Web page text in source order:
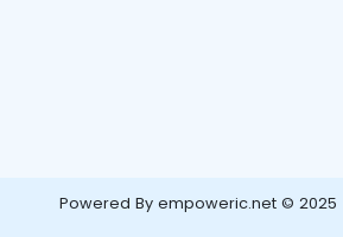
Powered By empoweric.net © 2025